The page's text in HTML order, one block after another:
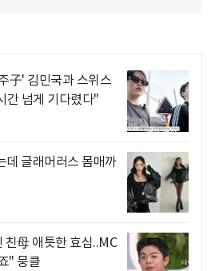
子' 김민국과 스위스
간 넘게 기다렸다"
데 글래머러스 몸매까
친母 애틋한 효심..MC
" 뭉클